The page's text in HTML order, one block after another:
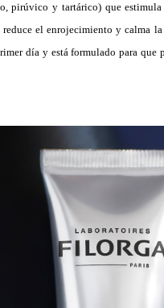
y tartárico) que
reduce el enrojecimiento y calma
día y está formulado para